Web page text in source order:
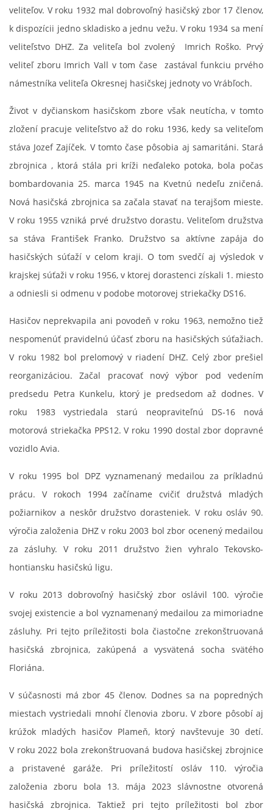
veliteľov. V roku 1932 mal dobrovoľný hasičský zbor 17 členov,
k dispozícii jedno skladisko a jednu vežu. V roku 1934 sa mení
veliteľstvo DHZ. Za veliteľa bol zvolený Imrich Roško. Prvý
veliteľ zboru Imrich Vall v tom čase zastával funkciu prvého
námestníka veliteľa Okresnej hasičskej jednoty vo Vrábľoch.
Život v dyčianskom hasičskom zbore však neutícha, v tomto
zložení pracuje veliteľstvo až do roku 1936, kedy sa veliteľom
stáva Jozef Zajíček. V tomto čase pôsobia aj samaritáni. Stará
zbrojnica , ktorá stála pri kríži neďaleko potoka, bola počas
bombardovania 25. marca 1945 na Kvetnú nedeľu zničená.
Nová hasičská zbrojnica sa začala stavať na terajšom mieste.
V roku 1955 vzniká prvé družstvo dorastu. Veliteľom družstva
sa stáva František Franko. Družstvo sa aktívne zapája do
hasičských súťaží v celom kraji. O tom svedčí aj výsledok v
krajskej súťaži v roku 1956, v ktorej dorastenci získali 1. miesto
a odniesli si odmenu v podobe motorovej striekačky DS16.
Hasičov neprekvapila ani povodeň v roku 1963, nemožno tiež
nespomenúť pravidelnú účasť zboru na hasičských súťažiach.
V roku 1982 bol prelomový v riadení DHZ. Celý zbor prešiel
reorganizáciou. Začal pracovať nový výbor pod vedením
predsedu Petra Kunkelu, ktorý je predsedom až dodnes. V
roku 1983 vystriedala starú neopraviteľnú DS-16 nová
motorová striekačka PPS12. V roku 1990 dostal zbor dopravné
vozidlo Avia.
V roku 1995 bol DPZ vyznamenaný medailou za príkladnú
prácu. V rokoch 1994 začíname cvičiť družstvá mladých
požiarnikov a neskôr družstvo dorasteniek. V roku osláv 90.
výročia založenia DHZ v roku 2003 bol zbor ocenený medailou
za zásluhy. V roku 2011 družstvo žien vyhralo Tekovsko-
hontiansku hasičskú ligu.
V roku 2013 dobrovoľný hasičský zbor oslávil 100. výročie
svojej existencie a bol vyznamenaný medailou za mimoriadne
zásluhy. Pri tejto príležitosti bola čiastočne zrekonštruovaná
hasičská zbrojnica, zakúpená a vysvätená socha svätého
Floriána.
V súčasnosti má zbor 45 členov. Dodnes sa na popredných
miestach vystriedali mnohí členovia zboru. V zbore pôsobí aj
krúžok mladých hasičov Plameň, ktorý navštevuje 30 detí.
V roku 2022 bola zrekonštruovaná budova hasičskej zbrojnice
a pristavené garáže. Pri príležitostí osláv 110. výročia
založenia zboru bola 13. mája 2023 slávnostne otvorená
hasičská zbrojnica. Taktiež pri tejto príležitosti bol zbor